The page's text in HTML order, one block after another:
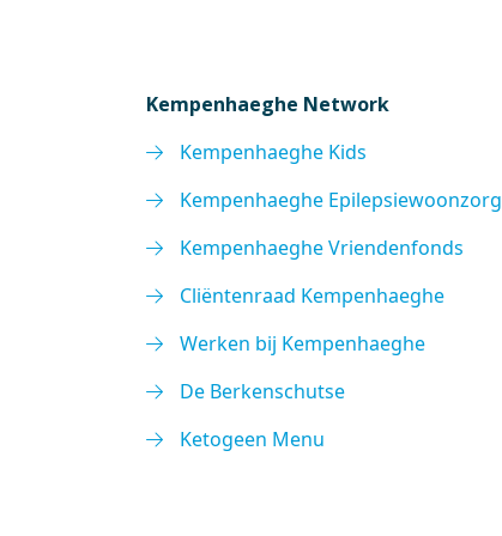
Kempenhaeghe Network
Kempenhaeghe Kids
Kempenhaeghe Epilepsiewoonzorg
Kempenhaeghe Vriendenfonds
Cliëntenraad Kempenhaeghe
Werken bij Kempenhaeghe
De Berkenschutse
Ketogeen Menu